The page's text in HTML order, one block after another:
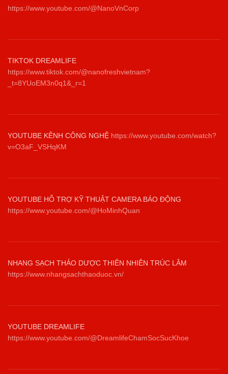
https://www.youtube.com/@NanoVnCorp
TIKTOK DREAMLIFE
https://www.tiktok.com/@nanofreshvietnam?
_t=8YUoEM3n0q1&_r=1
YOUTUBE KÊNH CÔNG NGHỆ https://www.youtube.com/watch?
v=O3aF_VSHqKM
YOUTUBE HỖ TRỢ KỸ THUẬT CAMERA BÁO ĐỘNG
https://www.youtube.com/@HoMinhQuan
NHANG SẠCH THẢO DƯỢC THIÊN NHIÊN TRÚC LÂM
https://www.nhangsachthaoduoc.vn/
YOUTUBE DREAMLIFE
https://www.youtube.com/@DreamlifeChamSocSucKhoe